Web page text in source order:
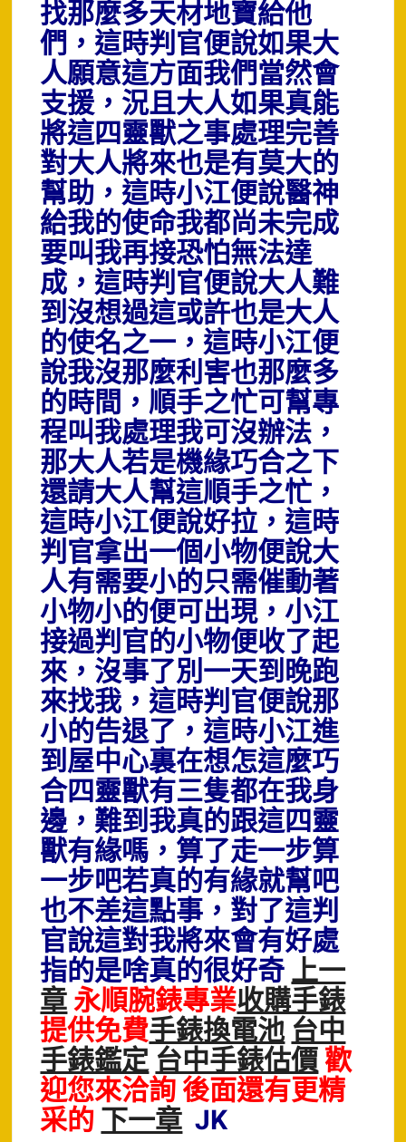
找那麼多天材地寶給他
們，這時判官便說如果大
人願意這方面我們當然會
支援，況且大人如果真能
將這四靈獸之事處理完善
對大人將來也是有莫大的
幫助，這時小江便說醫神
給我的使命我都尚未完成
要叫我再接恐怕無法達
成，這時判官便說大人難
到沒想過這或許也是大人
的使名之一，這時小江便
說我沒那麼利害也那麼多
的時間，順手之忙可幫專
程叫我處理我可沒辦法，
那大人若是機緣巧合之下
還請大人幫這順手之忙，
這時小江便說好拉，這時
判官拿出一個小物便說大
人有需要小的只需催動著
小物小的便可出現，小江
接過判官的小物便收了起
來，沒事了別一天到晚跑
來找我，這時判官便說那
小的告退了，這時小江進
到屋中心裏在想怎這麼巧
合四靈獸有三隻都在我身
邊，難到我真的跟這四靈
獸有緣嗎，算了走一步算
一步吧若真的有緣就幫吧
也不差這點事，對了這判
官說這對我將來會有好處
指的是啥真的很好奇上一
章永順腕錶專業收購手錶
提供免費手錶換電池台中
手錶鑑定台中手錶估價歡
迎您來洽詢 後面還有更精
采的下一章JK